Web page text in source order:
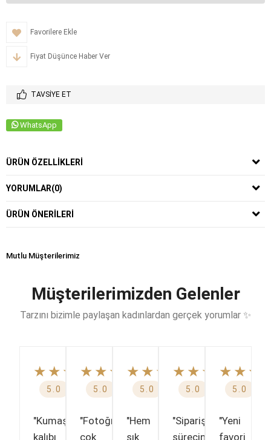
Favorilere Ekle
Fiyat Düşünce Haber Ver
TAVSIYE ET
WhatsApp
ÜRÜN ÖZELLIKLERI
YORUMLAR(0)
ÜRÜN ÖNERILERI
Mutlu Müşterilerimiz
Müşterilerimizden Gelenler
Tarzını bizimle paylaşan kadınlardan gerçek yorumlar ✨
★★★★★
5.0
"Kumaşı,
kalıbı
★★★★★
5.0
"Fotoğraftakinden
çok
★★★★★
5.0
"Hem
şık
★★★★★
5.0
"Sipariş
sürecinden
5.0
"Yeni
favori